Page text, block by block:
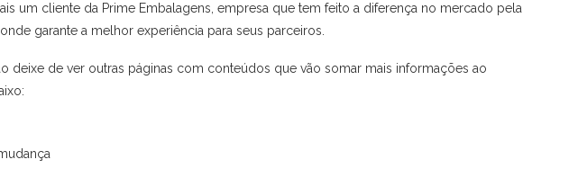
um cliente da Prime Embalagens, empresa que tem feito a diferença no mercado pela
garante a melhor experiência para seus parceiros.
deixe de ver outras páginas com conteúdos que vão somar mais informações ao